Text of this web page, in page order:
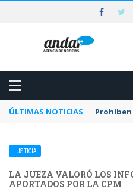
ÚLTIMAS NOTICIAS
JUSTICIA
LA JUEZA VALORÓ LOS
APORTADOS POR LA CPM